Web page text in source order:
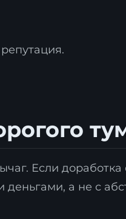
Если
а не с